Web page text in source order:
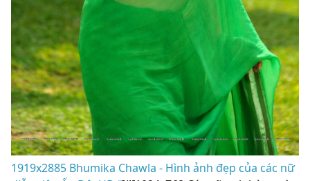
1919x2885 Bhumika Chawla - Hình ảnh đẹp của các nữ